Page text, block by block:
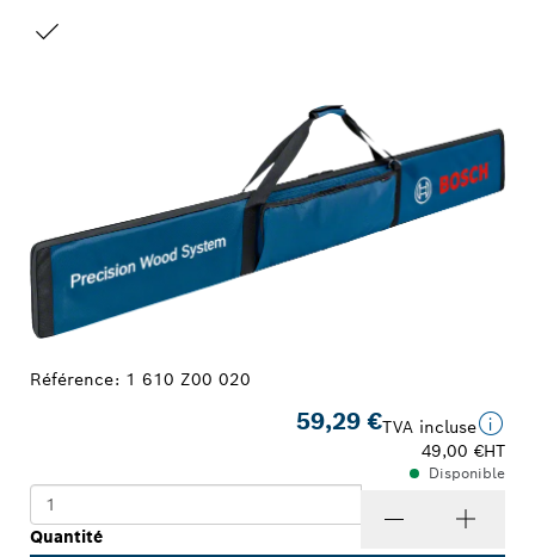
Référence: 1 610 Z00 020
59,29 €TVA incluse
49,00 €HT
Disponible
Quantité